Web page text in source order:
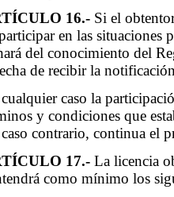
16.- Si el
en las situaciones
del conocimiento del
de recibir la
caso la
y condiciones que
contrario, continua el
17.- La licencia
como mínimo los